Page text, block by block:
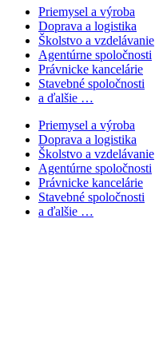
Priemysel a výroba
Doprava a logistika
Školstvo a vzdelávanie
Agentúrne spoločnosti
Právnicke kancelárie
Stavebné spoločnosti
a ďalšie …
Priemysel a výroba
Doprava a logistika
Školstvo a vzdelávanie
Agentúrne spoločnosti
Právnicke kancelárie
Stavebné spoločnosti
a ďalšie …